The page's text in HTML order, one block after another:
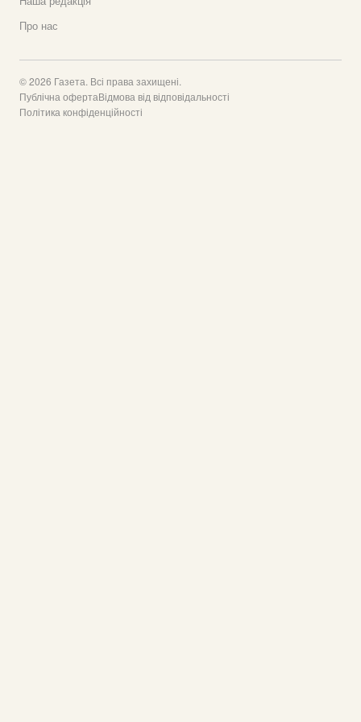
Про нас
© 2026 Газета. Всі права захищені.
Публічна офертаВідмова від відповідальності
Політика конфіденційності